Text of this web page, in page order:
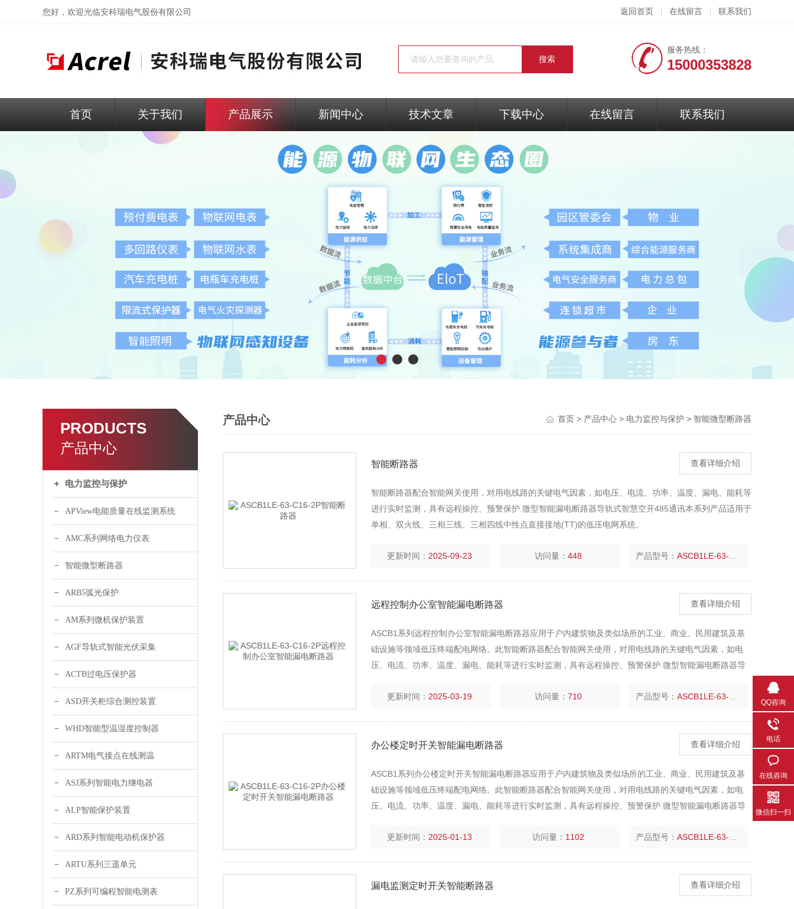
您好，欢迎光临安科瑞电气股份有限公司 返回首页 在线留言 联系我们
服务热线：
15000353828
首页 关于我们 产品展示 新闻中心 技术文章 下载中心 在线留言 联系我们
PRODUCTS
产品中心
电力监控与保护
APView电能质量在线监测系统
AMC系列网络电力仪表
智能微型断路器
ARB5弧光保护
AM系列微机保护装置
AGF导轨式智能光伏采集
ACTB过电压保护器
ASD开关柜综合测控装置
WHD智能型温湿度控制器
ARTM电气接点在线测温
ASJ系列智能电力继电器
ALP智能保护装置
ARD系列智能电动机保护器
ARTU系列三遥单元
PZ系列可编程智能电测表
产品中心 首页 > 产品中心 > 电力监控与保护 > 智能微型断路器
智能断路器 查看详细介绍
智能断路器配合智能网关使用，对用电线路的关键电气因素，如电压、电流、功率、温度、漏电、能耗等
进行实时监测，具有远程操控、预警保护.微型智能漏电断路器导轨式智慧空开485通讯本系列产品适用于
单相、双火线、三相三线、三相四线中性点直接接地(TT)的低压电网系统。
更新时间： 2025-09-23 访问量：448 产品型号：ASCB1LE-63-C16-2P
远程控制办公室智能漏电断路器 查看详细介绍
ASCB1系列远程控制办公室智能漏电断路器应用于户内建筑物及类似场所的工业、商业、民用建筑及基
础设施等领域低压终端配电网络。此智能断路器配合智能网关使用，对用电线路的关键电气因素，如电
压、电流、功率、温度、漏电、能耗等进行实时监测，具有远程操控、预警保护.微型智能漏电断路器导
电网系统。
更新时间： 2025-03-19 访问量：710 产品型号：ASCB1LE-63-C16-2P
办公楼定时开关智能漏电断路器 查看详细介绍
ASCB1系列办公楼定时开关智能漏电断路器应用于户内建筑物及类似场所的工业、商业、民用建筑及基
础设施等领域低压终端配电网络。此智能断路器配合智能网关使用，对用电线路的关键电气因素，如电
压、电流、功率、温度、漏电、能耗等进行实时监测，具有远程操控、预警保护.微型智能漏电断路器导
电网系统。
更新时间： 2025-01-13 访问量： 1102 产品型号：ASCB1LE-63-C16-2P
漏电监测定时开关智能断路器 查看详细介绍
QQ咨询
电话
在线咨询
微信扫一扫